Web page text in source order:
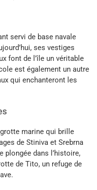
servi de base navale
ses vestiges
font de l’île un véritable
est également un autre
qui enchanteront les
marine qui brille
de Stiniva et Srebrna
plongée dans l’histoire,
de Tito, un refuge de